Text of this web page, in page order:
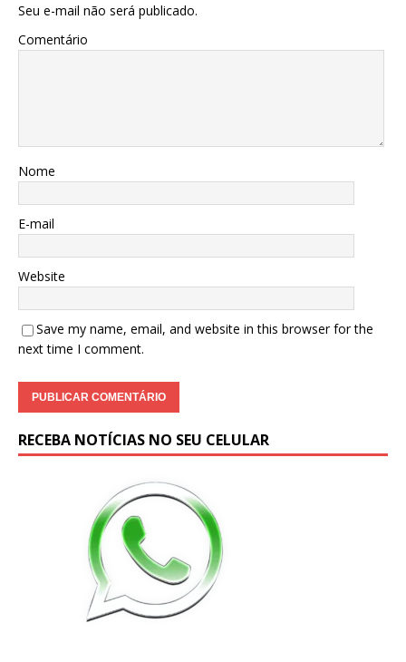
Seu e-mail não será publicado.
Comentário
Nome
E-mail
Website
Save my name, email, and website in this browser for the
next time I comment.
RECEBA NOTÍCIAS NO SEU CELULAR